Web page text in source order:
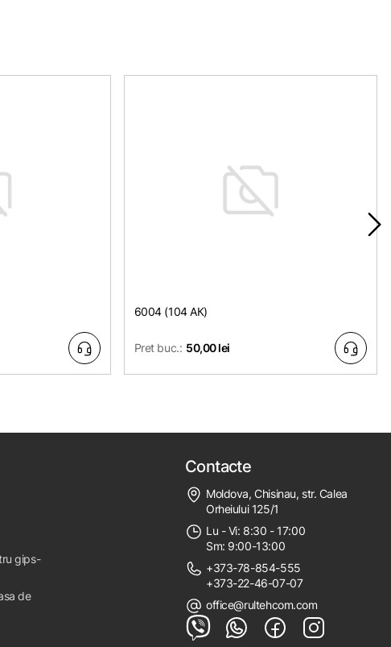
6004 (104 АК)
Pret buc.: 50,00 lei
gips-
de
Contacte
Moldova, Chisinau, str. Calea
Orheiului 125/1
Lu - Vi: 8:30 - 17:00
Sm: 9:00-13:00
+373-78-854-555
+373-22-46-07-07
office@rultehcom.com